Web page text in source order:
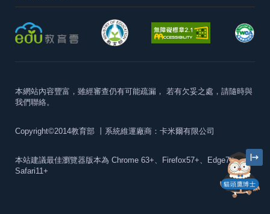
貓頭鷹博士
本網站內容豐富，雖經審查仍有可能疏漏， 若有欠妥之處，請隨時與
我們聯絡。
Copyright©2014教育部 丨系統維運廠商：卡米爾有限公司
本站建議最佳瀏覽器版本為 Chrome 63+、Firefox57+、Edge79+及
Safari11+